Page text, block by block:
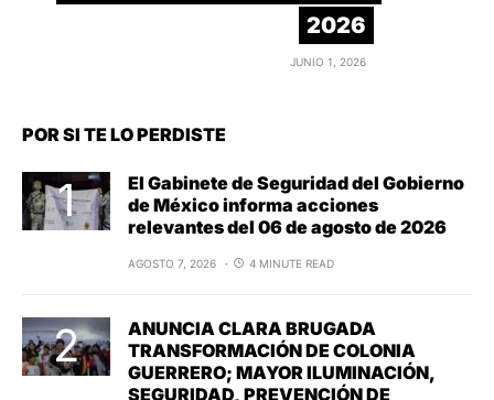
2026
JUNIO 1, 2026
POR SI TE LO PERDISTE
El Gabinete de Seguridad del Gobierno
de México informa acciones
relevantes del 06 de agosto de 2026
AGOSTO 7, 2026 4 MINUTE READ
ANUNCIA CLARA BRUGADA
TRANSFORMACIÓN DE COLONIA
GUERRERO; MAYOR ILUMINACIÓN,
SEGURIDAD, PREVENCIÓN DE